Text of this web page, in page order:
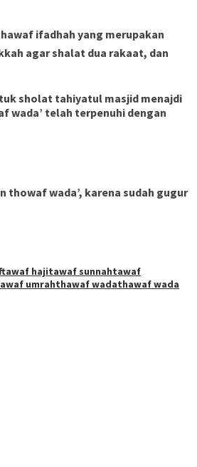
ifadhah yang merupakan
sholat tahiyatul masjid menajdi
wada’ telah terpenuhi dengan
wada’, karena sudah gugur
tawaf hajitawaf sunnahtawaf
umrahthawaf wadathawaf wada